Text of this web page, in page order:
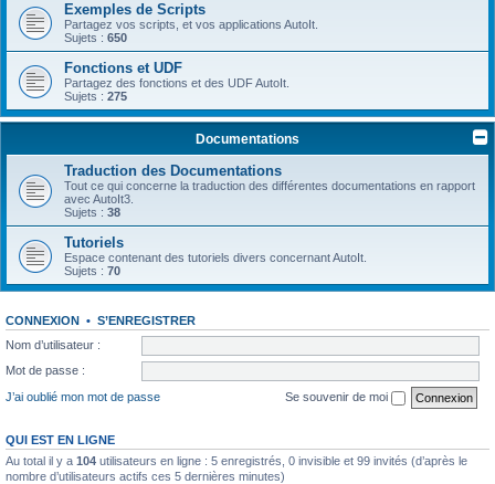
Exemples de Scripts
Partagez vos scripts, et vos applications AutoIt.
Sujets : 650
Fonctions et UDF
Partagez des fonctions et des UDF AutoIt.
Sujets : 275
Documentations
Traduction des Documentations
Tout ce qui concerne la traduction des différentes documentations en rapport
avec AutoIt3.
Sujets : 38
Tutoriels
Espace contenant des tutoriels divers concernant AutoIt.
Sujets : 70
CONNEXION • S’ENREGISTRER
Nom d’utilisateur :
Mot de passe :
J’ai oublié mon mot de passe
Se souvenir de moi
QUI EST EN LIGNE
Au total il y a 104 utilisateurs en ligne : 5 enregistrés, 0 invisible et 99 invités (d’après le
nombre d’utilisateurs actifs ces 5 dernières minutes)